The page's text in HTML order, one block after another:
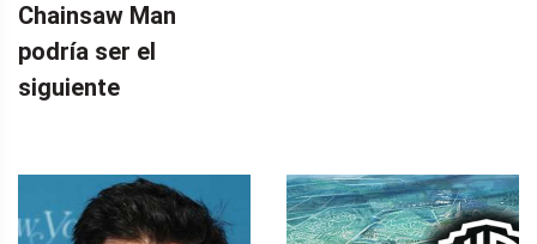
Chainsaw Man
podría ser el
siguiente